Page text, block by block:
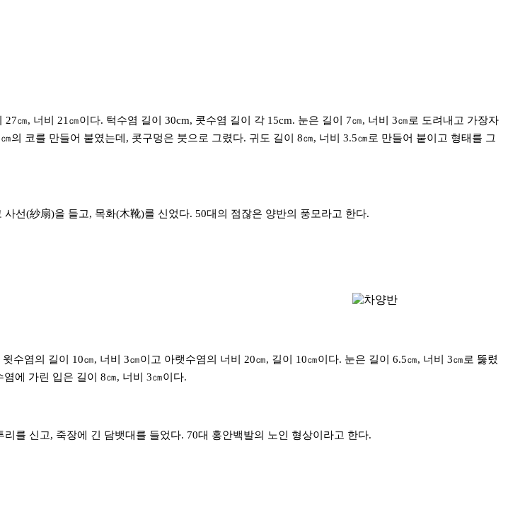
㎝, 너비 21㎝이다. 턱수염 길이 30cm, 콧수염 길이 각 15cm. 눈은 길이 7㎝, 너비 3㎝로 도려내고 가장자
코를 만들어 붙였는데, 콧구멍은 붓으로 그렸다. 귀도 길이 8㎝, 너비 3.5㎝로 만들어 붙이고 형태를 그
선(紗扇)을 들고, 목화(木靴)를 신었다. 50대의 점잖은 양반의 풍모라고 한다.
염의 길이 10㎝, 너비 3㎝이고 아랫수염의 너비 20㎝, 길이 10㎝이다. 눈은 길이 6.5㎝, 너비 3㎝로 뚫렸
에 가린 입은 길이 8㎝, 너비 3㎝이다.
를 신고, 죽장에 긴 담뱃대를 들었다. 70대 홍안백발의 노인 형상이라고 한다.